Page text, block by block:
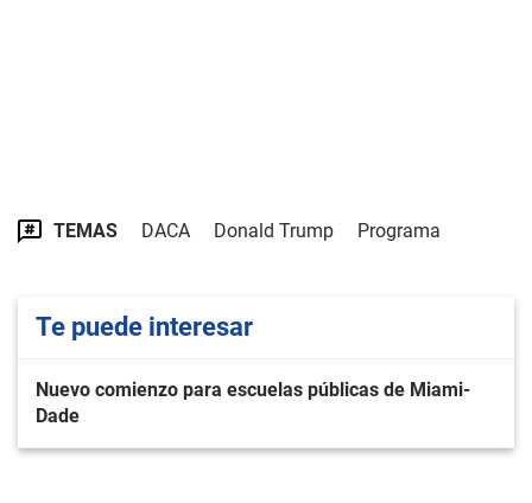
TEMAS DACA Donald Trump Programa
Te puede interesar
Nuevo comienzo para escuelas públicas de Miami-
Dade